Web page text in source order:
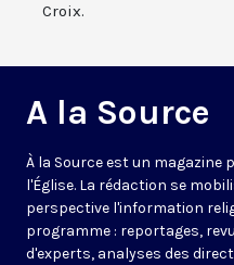
Croix.
A la Source
À la Source est un
l'Église. La rédaction se
perspective l'information
programme : reportages,
d'experts, analyses des